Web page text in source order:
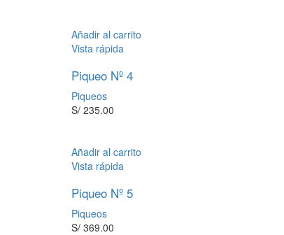
Añadir al carrito
Vista rápida
Piqueo Nº 4
Piqueos
S/ 235.00
Añadir al carrito
Vista rápida
Piqueo Nº 5
Piqueos
S/ 369.00